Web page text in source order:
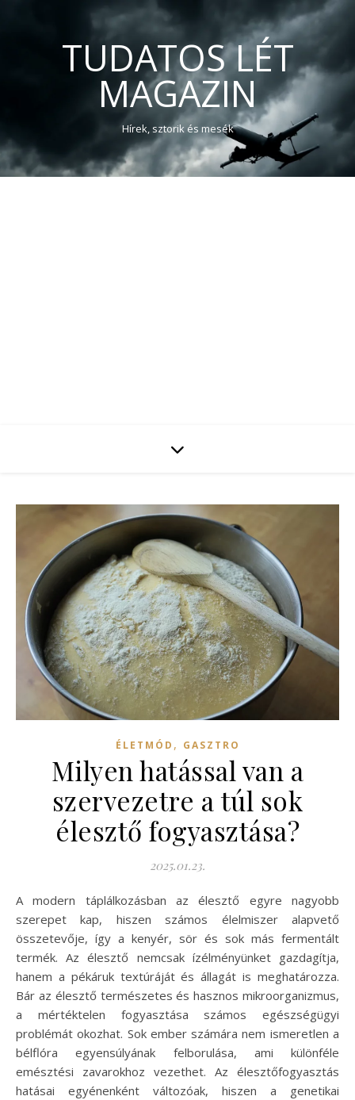
TUDATOS LÉT
MAGAZIN
Hírek, sztorik és mesék
ÉLETMÓD , GASZTRO
Milyen hatással van a
szervezetre a túl sok
élesztő fogyasztása?
2025.01.23.
A modern táplálkozásban az élesztő egyre nagyobb
szerepet kap, hiszen számos élelmiszer alapvető
összetevője, így a kenyér, sör és sok más fermentált
termék. Az élesztő nemcsak ízélményünket gazdagítja,
hanem a pékáruk textúráját és állagát is meghatározza.
Bár az élesztő természetes és hasznos mikroorganizmus,
a mértéktelen fogyasztása számos egészségügyi
problémát okozhat. Sok ember számára nem ismeretlen a
bélflóra egyensúlyának felborulása, ami különféle
emésztési zavarokhoz vezethet. Az élesztőfogyasztás
hatásai egyénenként változóak, hiszen a genetikai